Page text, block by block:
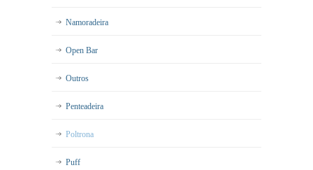
Namoradeira
Open Bar
Outros
Penteadeira
Poltrona
Puff